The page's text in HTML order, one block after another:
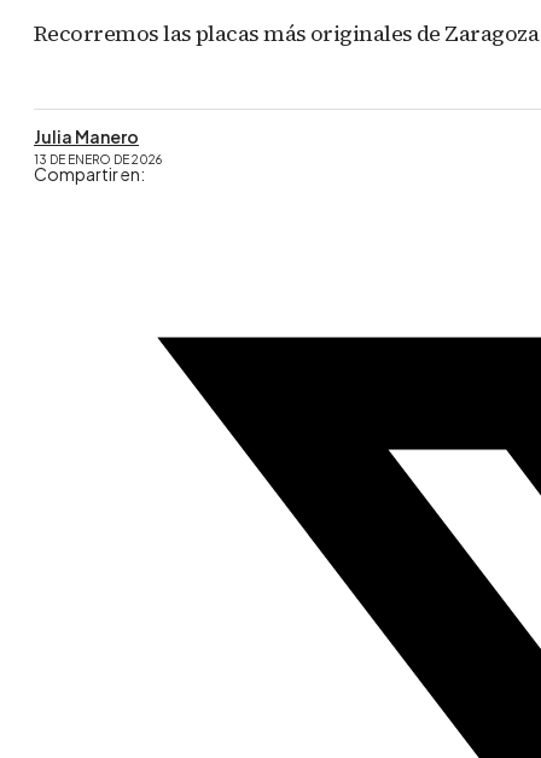
Recorremos las placas más originales de
Julia Manero
13 DE ENERO DE 2026
Compartir en: